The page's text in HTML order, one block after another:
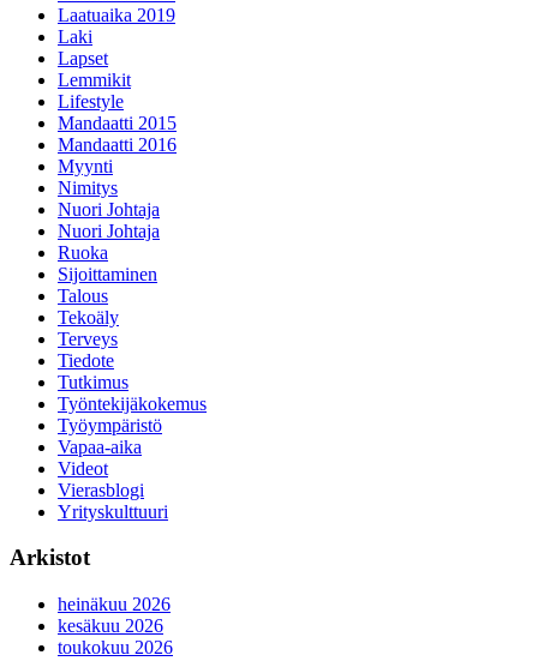
Laatuaika 2019
Laki
Lapset
Lemmikit
Lifestyle
Mandaatti 2015
Mandaatti 2016
Myynti
Nimitys
Nuori Johtaja
Nuori Johtaja
Ruoka
Sijoittaminen
Talous
Tekoäly
Terveys
Tiedote
Tutkimus
Työntekijäkokemus
Työympäristö
Vapaa-aika
Videot
Vierasblogi
Yrityskulttuuri
Arkistot
heinäkuu 2026
kesäkuu 2026
toukokuu 2026